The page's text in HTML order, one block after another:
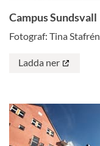
Campus Sundsvall
Fotograf: Tina Stafrén
Ladda ner